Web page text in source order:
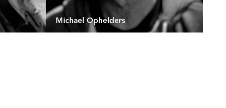
Michael Ophelders